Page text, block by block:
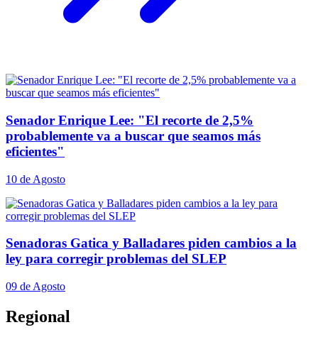
Senador Enrique Lee: "El recorte de 2,5%
probablemente va a buscar que seamos más
eficientes"
10 de Agosto
Senadoras Gatica y Balladares piden cambios a la
ley para corregir problemas del SLEP
09 de Agosto
Regional